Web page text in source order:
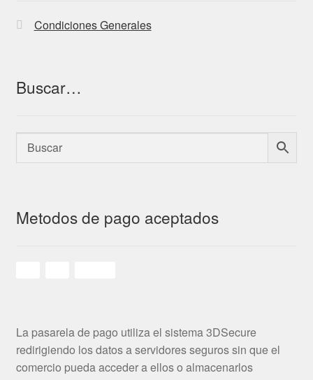
Condiciones Generales
Buscar…
Metodos de pago aceptados
La pasarela de pago utiliza el sistema 3DSecure
redirigiendo los datos a servidores seguros sin que el
comercio pueda acceder a ellos o almacenarlos